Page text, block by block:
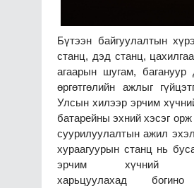
Бүтээн байгуулалтын
станц, дэд станц,
агаарын шугам,
өргөтгөлийн ажлыг
Улсын хилээр эрчим
батарейны эхний хэсэг орж
суурилуулалтын ажил
хураагуурын станц нь
эрчим хүчний
харьцуулахад богино